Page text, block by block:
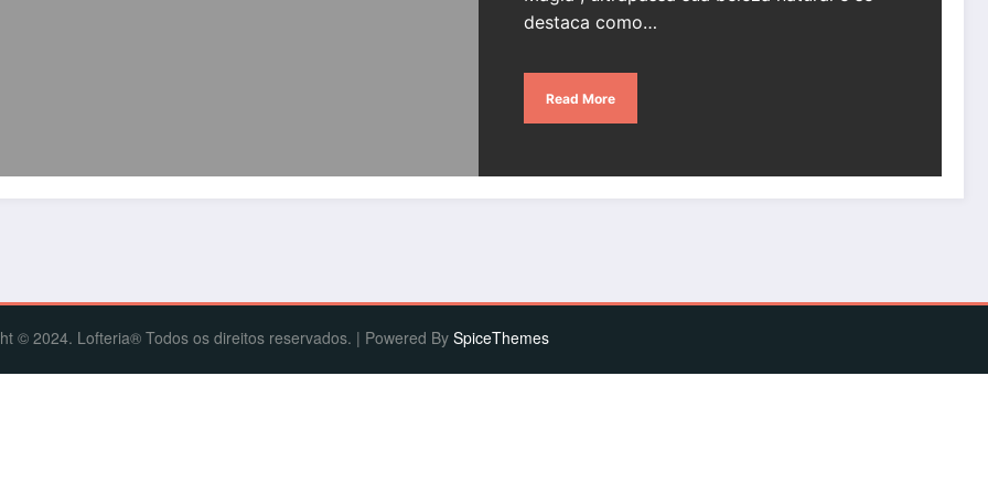
destaca como…
Read More
© 2024. Lofteria® Todos os direitos reservados. | Powered By SpiceThemes